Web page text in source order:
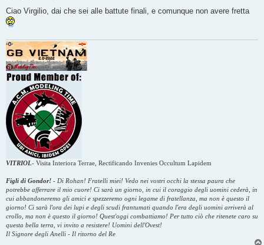
s
s
a
i
o
Ciao Virgilio, dai che sei alle battute finali, e comunque non avere fretta
VITRIOL- Visita Interiora Terrae, Rectificando Invenies Occultum Lapidem
Figli di Gondor! - Di Rohan! Fratelli miei! Vedo nei vostri occhi la stessa paura che
potrebbe afferrare il mio cuore! Ci sarà un giorno, in cui il coraggio degli uomini cederà, in
cui abbandoneremo gli amici e spezzeremo ogni legame di fratellanza, ma non è questo il
giorno! Ci sarà l'ora dei lupi e degli scudi frantumati quando l'era degli uomini arriverà al
crollo, ma non è questo il giorno! Quest'oggi combattiamo! Per tutto ciò che ritenete caro su
questa bella terra, vi invito a resistere! Uomini dell'Ovest!
Il Signore degli Anelli - Il ritorno del Re